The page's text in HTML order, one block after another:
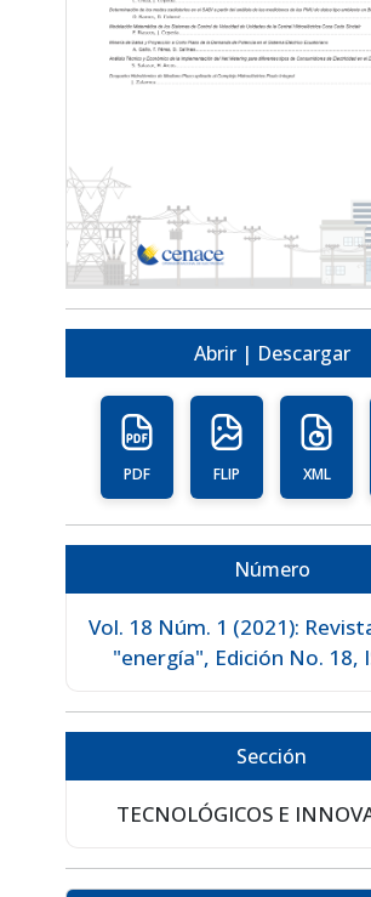
Abrir | Descargar
PDF FLIP XML
Número
Vol. 18 Núm. 1 (2021):
"energía", Edición No. 18,
Sección
TECNOLÓGICOS E